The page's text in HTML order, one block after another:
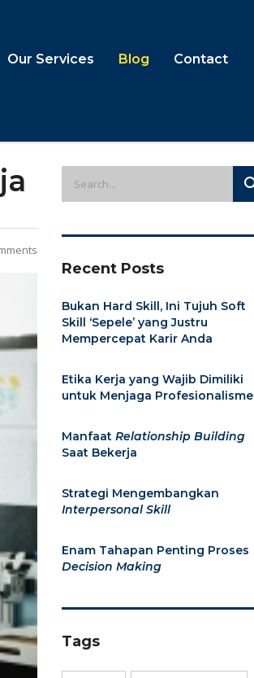
Our Services Blog Contact
Recent Posts
Bukan Hard Skill, Ini Tujuh Soft
Skill ‘Sepele’ yang Justru
Mempercepat Karir Anda
Etika Kerja yang Wajib Dimiliki
untuk Menjaga Profesionalisme
Manfaat Relationship Building
Saat Bekerja
Strategi Mengembangkan
Interpersonal Skill
Enam Tahapan Penting Proses
Decision Making
Tags